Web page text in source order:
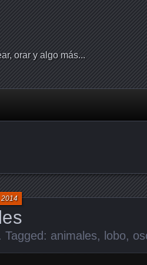
orar y algo más...
2014
Tagged: animales, lobo,